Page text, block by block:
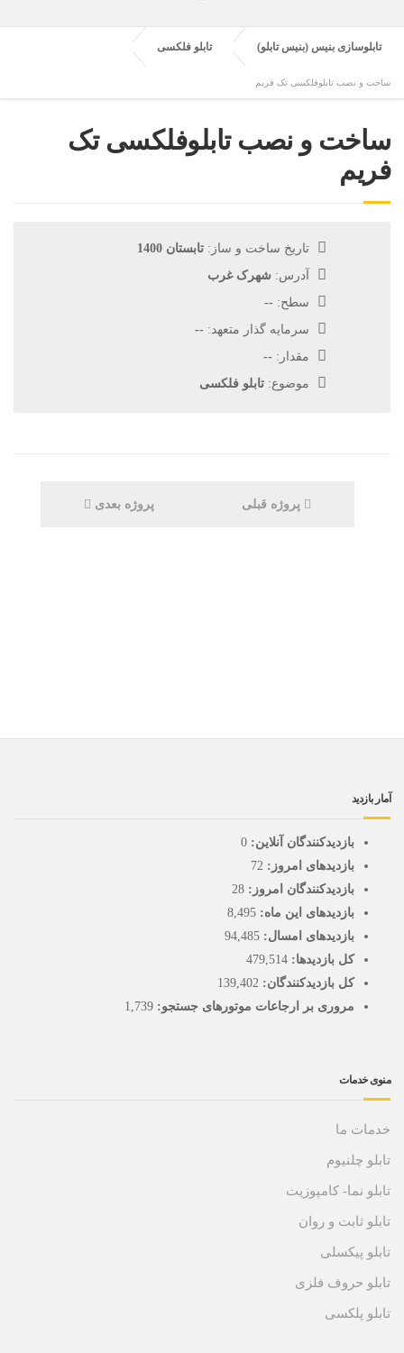
تابلوسازی بنیس (بنیس تابلو) تابلو فلکسی
ساخت و نصب تابلوفلکسی تک فریم
ساخت و نصب تابلوفلکسی تک
فریم
تاریخ ساخت و ساز: تابستان 1400
آدرس: شهرک غرب
سطح: --
سرمایه گذار متعهد: --
مقدار: --
موضوع: تابلو فلکسی
پروژه قبلی پروژه بعدی
آمار بازدید
بازدیدکنندگان آنلاین: 0
بازدیدهای امروز: 72
بازدیدکنندگان امروز: 28
بازدیدهای این ماه: 8,495
بازدیدهای امسال: 94,485
کل بازدیدها: 479,514
کل بازدیدکنند‌گان: 139,402
مروری بر ارجاعات موتورهای جستجو: 1,739
منوی خدمات
خدمات ما
تابلو چلنیوم
تابلو نما- کامپوزیت
تابلو ثابت و روان
تابلو پیکسلی
تابلو حروف فلزی
تابلو پلکسی